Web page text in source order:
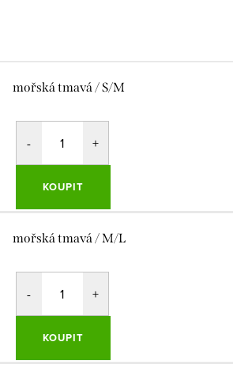
mořská tmavá / S/M
KOUPIT
mořská tmavá / M/L
KOUPIT